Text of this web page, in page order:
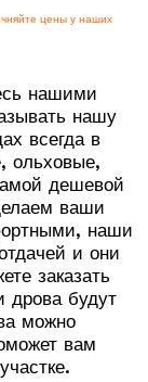
цены у наших
нашими
нашу
всегда в
ольховые,
дешевой
ваши
наши
и они
заказать
дрова будут
можно
вам